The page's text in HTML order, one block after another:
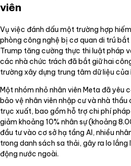
viên
Vụ việc đánh dấu một trường hợp
phòng công nghệ bị cơ quan di trú bắt
Trump tăng cường thực thi luật pháp
các nhà chức trách đã bắt giữ hai
trường xây dựng trung tâm dữ liệu của
Một nhóm nhỏ nhân viên Meta đã yêu
bảo vệ nhân viên nhập cư và nhà
trục xuất, bao gồm hỗ trợ chi phí
giảm khoảng 10% nhân sự (khoảng
đầu tư vào cơ sở hạ tầng AI, nhiều
trong danh sách sa thải, gây ra lo
động nước ngoài.